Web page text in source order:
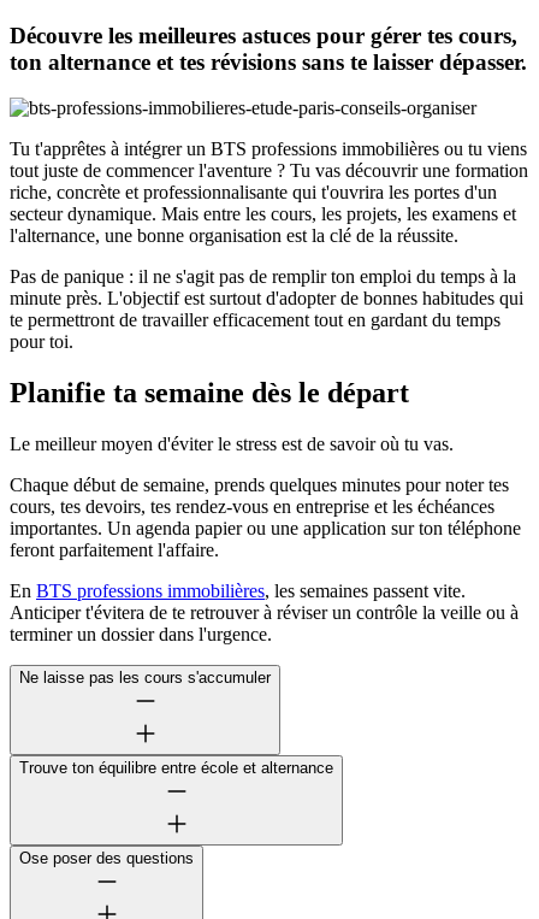
Découvre les meilleures astuces pour gérer tes cours,
ton alternance et tes révisions sans te laisser dépasser.
Tu t'apprêtes à intégrer un BTS professions immobilières ou tu viens
tout juste de commencer l'aventure ? Tu vas découvrir une formation
riche, concrète et professionnalisante qui t'ouvrira les portes d'un
secteur dynamique. Mais entre les cours, les projets, les examens et
l'alternance, une bonne organisation est la clé de la réussite.
Pas de panique : il ne s'agit pas de remplir ton emploi du temps à la
minute près. L'objectif est surtout d'adopter de bonnes habitudes qui
te permettront de travailler efficacement tout en gardant du temps
pour toi.
Planifie ta semaine dès le départ
Le meilleur moyen d'éviter le stress est de savoir où tu vas.
Chaque début de semaine, prends quelques minutes pour noter tes
cours, tes devoirs, tes rendez-vous en entreprise et les échéances
importantes. Un agenda papier ou une application sur ton téléphone
feront parfaitement l'affaire.
En BTS professions immobilières, les semaines passent vite.
Anticiper t'évitera de te retrouver à réviser un contrôle la veille ou à
terminer un dossier dans l'urgence.
Ne laisse pas les cours s'accumuler
Trouve ton équilibre entre école et alternance
Ose poser des questions